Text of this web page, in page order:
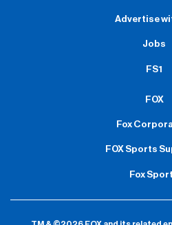
Advertise
Jobs
FS1
FOX
Fox
FOX Sports
Fox